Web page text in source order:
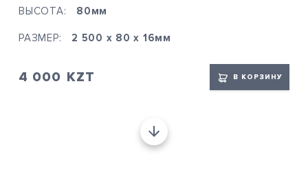
ВЫСОТА: 80мм
РАЗМЕР: 2 500 х 80 х 16мм
4 000 KZT В КОРЗИНУ